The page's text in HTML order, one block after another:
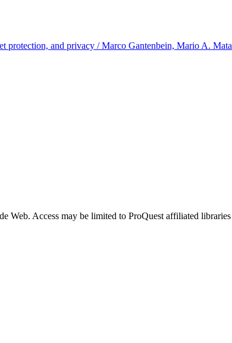
protection, and privacy / Marco Gantenbein, Mario A. Mata
Web. Access may be limited to ProQuest affiliated libraries